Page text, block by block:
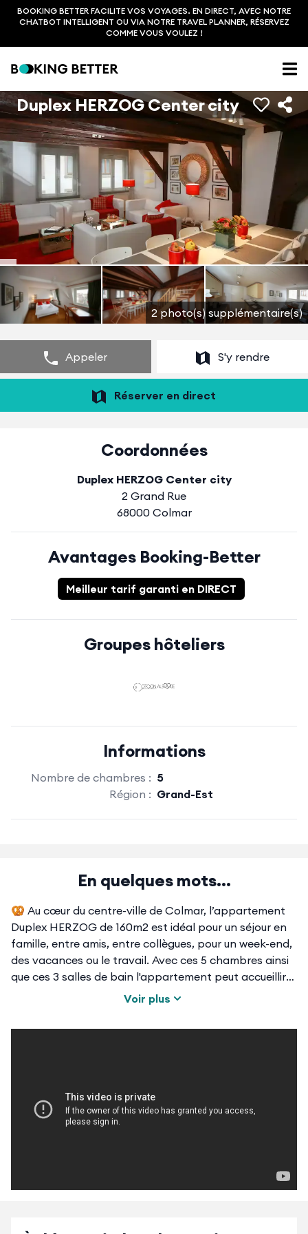
BOOKING BETTER FACILITE VOS VOYAGES. EN DIRECT, AVEC NOTRE
CHATBOT INTELLIGENT OU VIA NOTRE TRAVEL PLANNER, RÉSERVEZ
COMME VOUS VOULEZ !
2 photo(s) supplémentaire(s)
Duplex HERZOG Center city
Appeler S'y rendre
Réserver en direct
Coordonnées
Duplex HERZOG Center city
2 Grand Rue
68000 Colmar
Avantages Booking-Better
Meilleur tarif garanti en DIRECT
Groupes hôteliers
Informations
Nombre de chambres : 5
Région : Grand-Est
En quelques mots...
🥨 Au cœur du centre-ville de Colmar, l’appartement
Duplex HERZOG de 160m2 est idéal pour un séjour en
famille, entre amis, entre collègues, pour un week-end,
des vacances ou le travail. Avec ces 5 chambres ainsi
que ces 3 salles de bain l'appartement peut accueillir
Il se compose :
(réfrigérateur/congélateur, plaque de cuisson, four,
lave-vaisselle, micro-onde, cafetière filtre et
Nespresso, bouilloire, grille-pain),
🛁 une salle de bain avec double vasque, baignoire et
Voir plus